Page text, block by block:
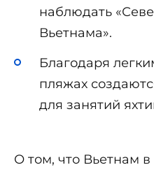
наблюдать
Вьетнама».
Благодаря
пляжах
для занятий
О том, что Вьетнам